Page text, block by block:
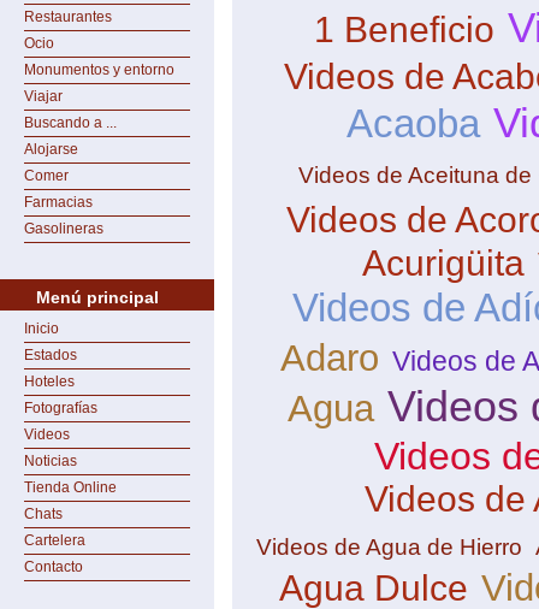
Restaurantes
Ocio
Monumentos y entorno
Viajar
Buscando a ...
Alojarse
Comer
Farmacias
Gasolineras
Menú principal
Inicio
Estados
Hoteles
Fotografías
Videos
Noticias
Tienda Online
Chats
Cartelera
Contacto
1 Beneficio
Videos de
Acaoba
Videos de Aceituna de
Videos de
Acurigüita
Videos de
Adaro Videos de
Agua Videos
Videos
Videos de
Videos de Agua de Hierro
Agua Dulce